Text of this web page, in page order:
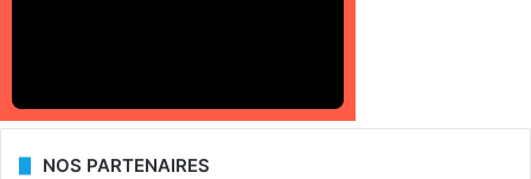
NOS PARTENAIRES